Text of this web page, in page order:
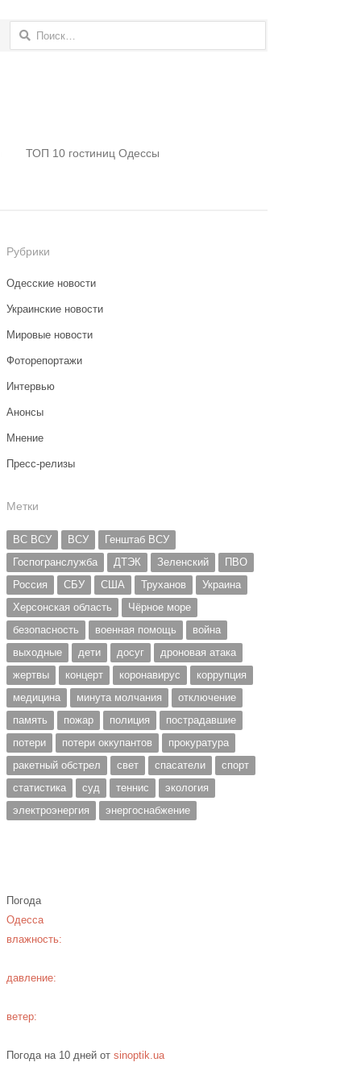
Найти:
ТОП 10 гостиниц Одессы
Рубрики
Одесские новости
Украинские новости
Мировые новости
Фоторепортажи
Интервью
Анонсы
Мнение
Пресс-релизы
Метки
ВС ВСУ ВСУ
Генштаб ВСУ
Госпогранслужба
ДТЭК Зеленский
ПВО
Россия
СБУ США Труханов
Украина
Херсонская область
Чёрное море
безопасность
военная помощь
война
выходные
дети досуг
дроновая атака
жертвы
концерт коронавирус
коррупция
медицина
минута молчания
отключение
память
пожар полиция
пострадавшие
потери
потери оккупантов
прокуратура
ракетный обстрел
свет спасатели
спорт
статистика
суд теннис
экология
электроэнергия
энергоснабжение
Погода
Одесса
влажность:
давление:
ветер:
Погода на 10 дней отsinoptik.ua